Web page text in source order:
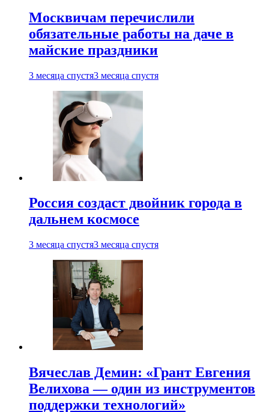
Москвичам перечислили
обязательные работы на даче в
майские праздники
3 месяца спустя3 месяца спустя
Россия создаст двойник города в
дальнем космосе
3 месяца спустя3 месяца спустя
Вячеслав Демин: «Грант Евгения
Велихова — один из инструментов
поддержки технологий»